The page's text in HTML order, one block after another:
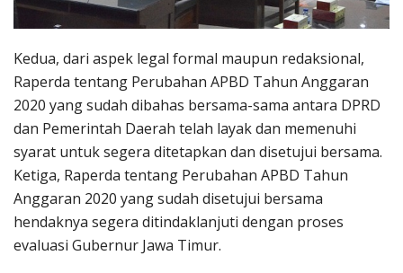
Kedua, dari aspek legal formal maupun redaksional,
Raperda tentang Perubahan APBD Tahun Anggaran
2020 yang sudah dibahas bersama-sama antara DPRD
dan Pemerintah Daerah telah layak dan memenuhi
syarat untuk segera ditetapkan dan disetujui bersama.
Ketiga, Raperda tentang Perubahan APBD Tahun
Anggaran 2020 yang sudah disetujui bersama
hendaknya segera ditindaklanjuti dengan proses
evaluasi Gubernur Jawa Timur.